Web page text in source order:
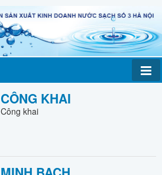
CÔNG KHAI
Công khai